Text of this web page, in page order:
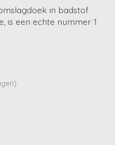
in badstof
is een echte nummer 1